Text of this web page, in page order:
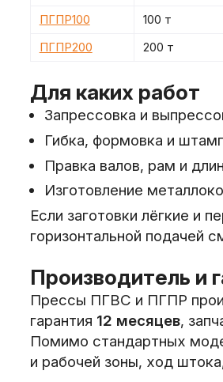
ПГПР100
100 т
ПГПР200
200 т
Для каких работ
Запрессовка и
Гибка, формовка и
Правка валов, рам и
Изготовление
Если заготовки лёгкие и
горизонтальной подачей
Производитель и
Прессы ПГВС и ПГПР
гарантия 12 месяцев,
Помимо стандартных
и рабочей зоны, ход